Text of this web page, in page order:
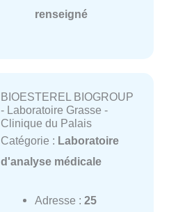
renseigné
BIOESTEREL BIOGROUP
- Laboratoire Grasse -
Clinique du Palais
Catégorie : Laboratoire
d'analyse médicale
Adresse : 25